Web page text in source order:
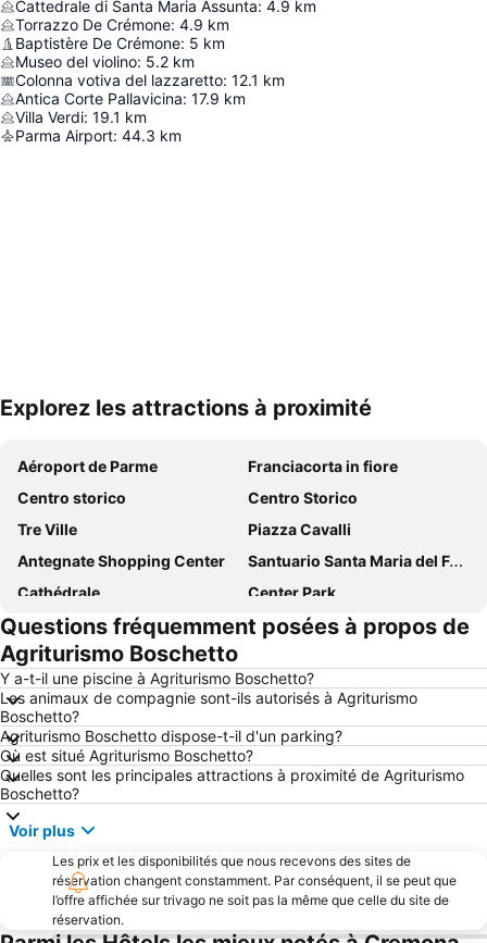
Cattedrale di Santa Maria Assunta: 4.9 km
Torrazzo De Crémone: 4.9 km
Baptistère De Crémone: 5 km
Museo del violino: 5.2 km
Colonna votiva del lazzaretto: 12.1 km
Antica Corte Pallavicina: 17.9 km
Villa Verdi: 19.1 km
Parma Airport: 44.3 km
Explorez les attractions à proximité
Aéroport de Parme
Franciacorta in fiore
Centro storico
Centro Storico
Tre Ville
Piazza Cavalli
Antegnate Shopping Center
Santuario Santa Maria del Fonte
Cathédrale
Center Park
Palazzo del Duca
Battistero
Baptistère
Borgo di Vigoleno
Santa Maria Assunta e San Giacomo Maggiore
Rocca
Abbazia di San Giovanni Evangelista
Questions fréquemment posées à propos de
Agriturismo Boschetto
Y a-t-il une piscine à Agriturismo Boschetto?
Les animaux de compagnie sont-ils autorisés à Agriturismo
Boschetto?
Agriturismo Boschetto dispose-t-il d'un parking?
Où est situé Agriturismo Boschetto?
Quelles sont les principales attractions à proximité de Agriturismo
Boschetto?
Voir plus
Les prix et les disponibilités que nous recevons des sites de
réservation changent constamment. Par conséquent, il se peut que
l’offre affichée sur trivago ne soit pas la même que celle du site de
réservation.